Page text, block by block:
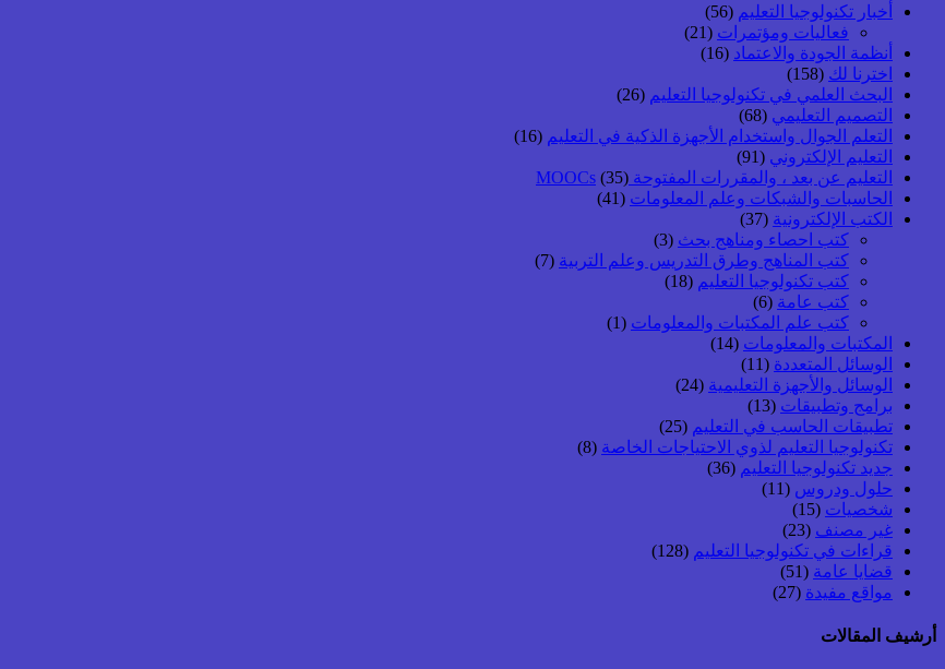
أخبار تكنولوجيا التعليم (56)
فعاليات ومؤتمرات (21)
أنظمة الجودة والاعتماد (16)
اخترنا لك (158)
البحث العلمي في تكنولوجيا التعليم (26)
التصميم التعليمي (68)
التعلم الجوال واستخدام الأجهزة الذكية في التعليم (16)
التعليم الإلكتروني (91)
التعليم عن بعد ، والمقررات المفتوحة MOOCs (35)
الحاسبات والشبكات وعلم المعلومات (41)
الكتب الإلكترونية (37)
كتب احصاء ومناهج بحث (3)
كتب المناهج وطرق التدريس وعلم التربية (7)
كتب تكنولوجيا التعليم (18)
كتب عامة (6)
كتب علم المكتبات والمعلومات (1)
المكتبات والمعلومات (14)
الوسائل المتعددة (11)
الوسائل والأجهزة التعليمية (24)
برامج وتطبيقات (13)
تطبيقات الحاسب في التعليم (25)
تكنولوجيا التعليم لذوي الاحتياجات الخاصة (8)
جديد تكنولوجيا التعليم (36)
حلول ودروس (11)
شخصيات (15)
غير مصنف (23)
قراءات في تكنولوجيا التعليم (128)
قضايا عامة (51)
مواقع مفيدة (27)
أرشيف المقالات